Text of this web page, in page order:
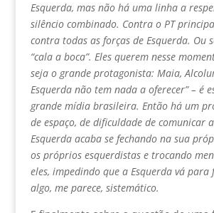
Esquerda, mas não há uma linha a
silêncio combinado. Contra o PT
contra todas as forças de Esquerda. Ou
“cala a boca”. Eles querem nesse
seja o grande protagonista: Maia,
Esquerda não tem nada a oferecer” – é
grande mídia brasileira. Então há um
de espaço, de dificuldade de comunicar
Esquerda acaba se fechando na sua
os próprios esquerdistas e trocando
eles, impedindo que a Esquerda vá para
algo, me parece, sistemático.